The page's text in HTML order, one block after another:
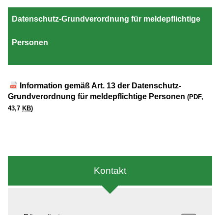
Datenschutz-Grundverordnung für meldepflichtige
Personen
Information gemäß Art. 13 der Datenschutz-
Grundverordnung für meldepflichtige Personen (PDF,
43,7 KB)
Kontakt